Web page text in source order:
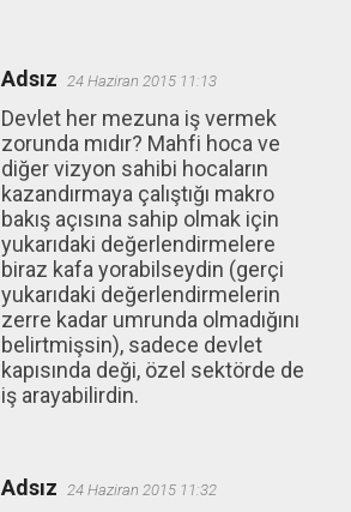
Adsız 24 Haziran 2015 11:13
Devlet her mezuna iş vermek
zorunda mıdır? Mahfi hoca ve
diğer vizyon sahibi hocaların
kazandırmaya çalıştığı makro
bakış açısına sahip olmak için
yukarıdaki değerlendirmelere
biraz kafa yorabilseydin (gerçi
yukarıdaki değerlendirmelerin
zerre kadar umrunda olmadığını
belirtmişsin), sadece devlet
kapısında deği, özel sektörde de
iş arayabilirdin.
Adsız 24 Haziran 2015 11:32